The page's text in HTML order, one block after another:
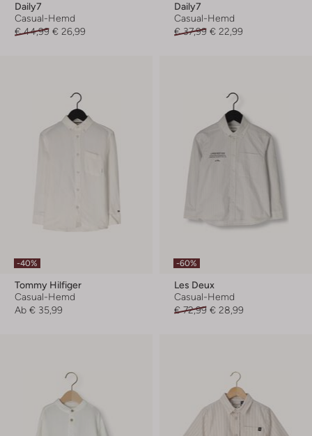
Daily7
Casual-Hemd
€ 44,99 € 26,99
Daily7
Casual-Hemd
€ 37,99 € 22,99
-40%
Tommy Hilfiger
Casual-Hemd
Ab € 35,99
-60%
Les Deux
Casual-Hemd
€ 72,99 € 28,99